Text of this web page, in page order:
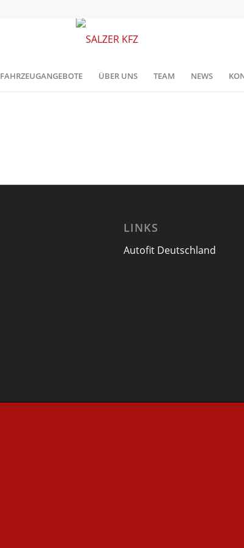
FAHRZEUGANGEBOTE ÜBER UNS TEAM NEWS
LINKS
Autofit Deutschland